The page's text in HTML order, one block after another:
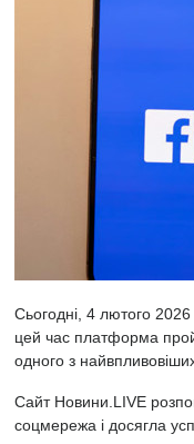
Сьогодні, 4 лютого 2026
цей час платформа
одного з
Сайт Новини.LIVE
соцмережа і досягла